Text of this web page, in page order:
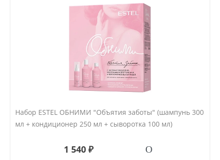
Набор ESTEL ОБНИМИ "Объятия заботы" (шампунь 300
мл + кондиционер 250 мл + сыворотка 100 мл)
1 540 ₽